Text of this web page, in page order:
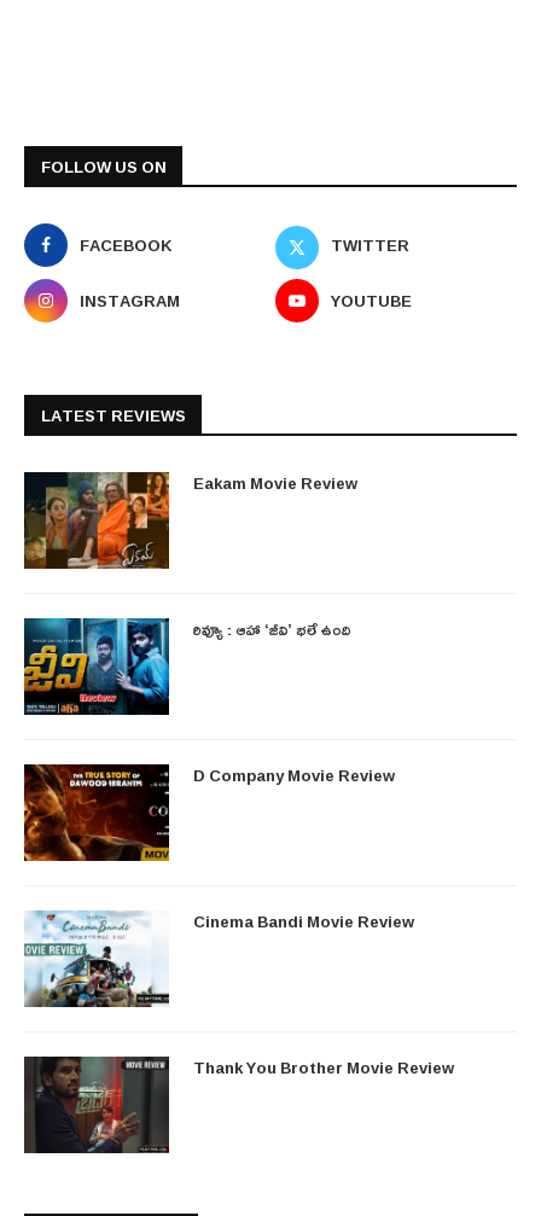
FOLLOW US ON
FACEBOOK
TWITTER
INSTAGRAM
YOUTUBE
LATEST REVIEWS
Eakam Movie Review
రివ్యూ : ఆహా ‘జీవి’ భలే ఉంది
D Company Movie Review
Cinema Bandi Movie Review
Thank You Brother Movie Review